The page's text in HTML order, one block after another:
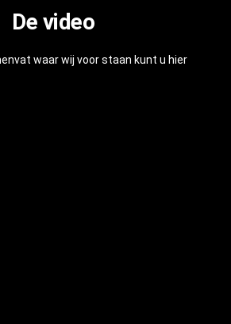
De video
waar wij voor staan kunt u hier